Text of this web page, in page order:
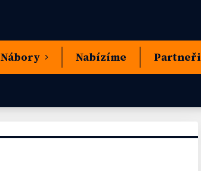
Nábory Nabízíme Partneři